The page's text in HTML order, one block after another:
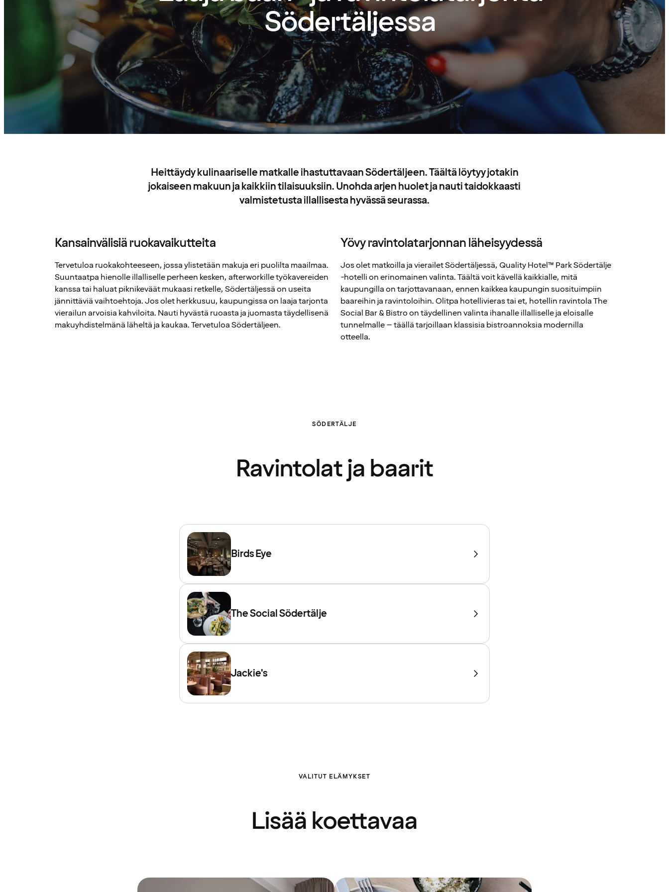
Södertäljessa
Heittäydy kulinaariselle matkalle ihastuttavaan Södertäljeen. Täältä löytyy jotakin
jokaiseen makuun ja kaikkiin tilaisuuksiin. Unohda arjen huolet ja nauti taidokkaasti
valmistetusta illallisesta hyvässä seurassa.
Kansainvälisiä ruokavaikutteita
Tervetuloa ruokakohteeseen, jossa ylistetään makuja eri puolilta maailmaa.
Suuntaatpa hienolle illalliselle perheen kesken, afterworkille työkavereiden
kanssa tai haluat piknikeväät mukaasi retkelle, Södertäljessä on useita
jännittäviä vaihtoehtoja. Jos olet herkkusuu, kaupungissa on laaja tarjonta
vierailun arvoisia kahviloita. Nauti hyvästä ruoasta ja juomasta täydellisenä
makuyhdistelmänä läheltä ja kaukaa. Tervetuloa Södertäljeen.
Yövy ravintolatarjonnan läheisyydessä
Jos olet matkoilla ja vierailet Södertäljessä, Quality Hotel™ Park Södertälje
-hotelli on erinomainen valinta. Täältä voit kävellä kaikkialle, mitä
kaupungilla on tarjottavanaan, ennen kaikkea kaupungin suosituimpiin
baareihin ja ravintoloihin. Olitpa hotellivieras tai et, hotellin ravintola The
Social Bar & Bistro on täydellinen valinta ihanalle illalliselle ja eloisalle
tunnelmalle – täällä tarjoillaan klassisia bistroannoksia modernilla
otteella.
SÖDERTÄLJE
Ravintolat ja baarit
Birds Eye
The Social Södertälje
Jackie's
VALITUT ELÄMYKSET
Lisää koettavaa